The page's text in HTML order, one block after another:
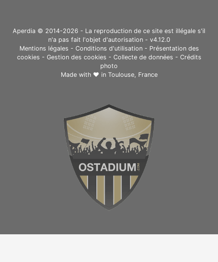
Aperdia © 2014-2026 - La reproduction de ce site est illégale s'il
n'a pas fait l'objet d'autorisation - v4.12.0
Mentions légales - Conditions d'utilisation- Présentation des
cookies - Gestion des cookies - Collecte de données - Crédits
photo
Made with ❤ in Toulouse, France